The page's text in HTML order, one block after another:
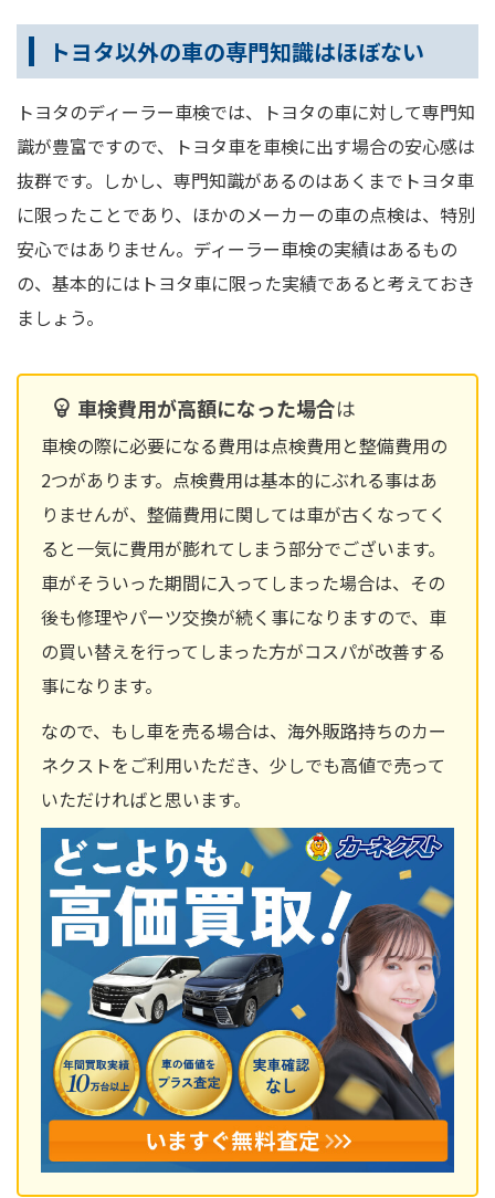
トヨタ以外の車の専門知識はほぼない
トヨタのディーラー車検では、トヨタの車に対して専門知
識が豊富ですので、トヨタ車を車検に出す場合の安心感は
抜群です。しかし、専門知識があるのはあくまでトヨタ車
に限ったことであり、ほかのメーカーの車の点検は、特別
安心ではありません。ディーラー車検の実績はあるもの
の、基本的にはトヨタ車に限った実績であると考えておき
ましょう。
車検費用が高額になった場合は
車検の際に必要になる費用は点検費用と整備費用の
2つがあります。点検費用は基本的にぶれる事はあ
りませんが、整備費用に関しては車が古くなってく
ると一気に費用が膨れてしまう部分でございます。
車がそういった期間に入ってしまった場合は、その
後も修理やパーツ交換が続く事になりますので、車
の買い替えを行ってしまった方がコスパが改善する
事になります。
なので、もし車を売る場合は、海外販路持ちのカー
ネクストをご利用いただき、少しでも高値で売って
いただければと思います。